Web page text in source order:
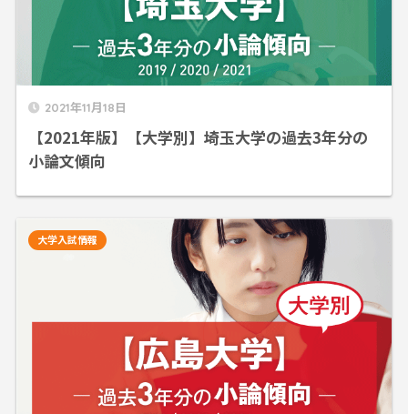
2021年11月18日
【2021年版】【大学別】埼玉大学の過去3年分の
小論文傾向
大学入試情報